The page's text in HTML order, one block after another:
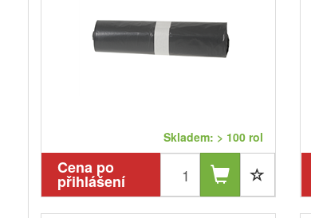
Skladem: > 100 rol
Cena po
přihlášení